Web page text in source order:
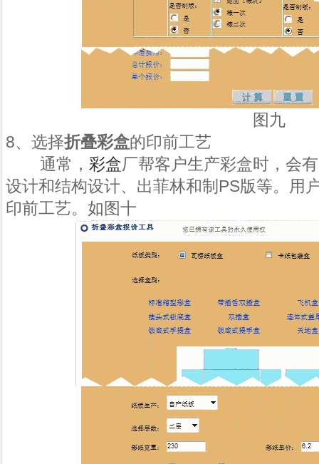
图九
8、选择折叠彩盒的印前工艺
通常， 彩盒厂帮客户生产彩盒时，会
设计和结构设计、出菲林和制PS版等。用
印前工艺。如图十